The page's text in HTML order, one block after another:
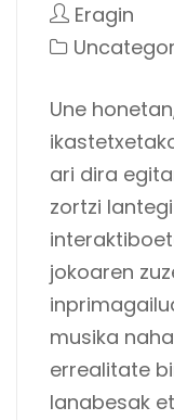
Eragin
Une
ari dira
zortzi
jokoaren
musika
errealitate
lanabesak